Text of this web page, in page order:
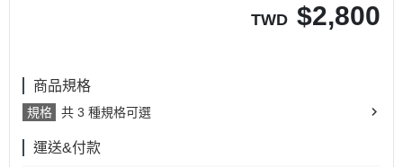
TWD $2,800
商品規格
規格 共 3 種規格可選
運送&付款